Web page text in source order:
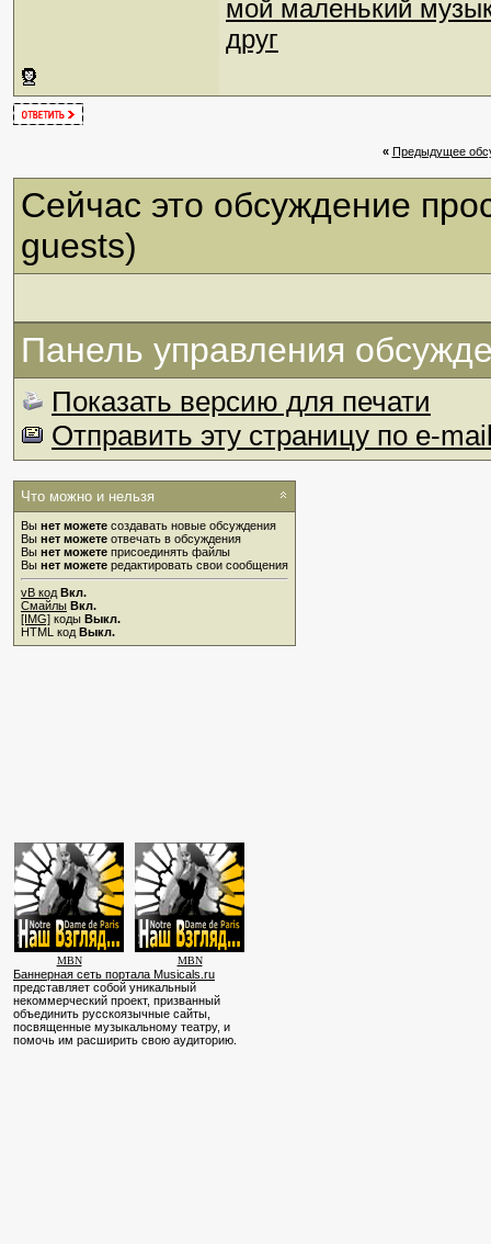
мой маленький
друг
« Предыдущее
Сейчас это обсуждение
guests)
Панель управления
Показать версию для печати
Отправить эту страницу по e-
Что можно и нельзя
Вы нет можете создавать новые обсуждения
Вы нет можете отвечать в обсуждения
Вы нет можете присоединять файлы
Вы нет можете редактировать свои сообщения
vB код Вкл.
Смайлы Вкл.
[IMG] коды Выкл.
HTML код Выкл.
MBN MBN
Баннерная сеть портала Musicals.ru
представляет собой уникальный
некоммерческий проект, призванный
объединить русскоязычные сайты,
посвященные музыкальному театру, и
помочь им расширить свою аудиторию.